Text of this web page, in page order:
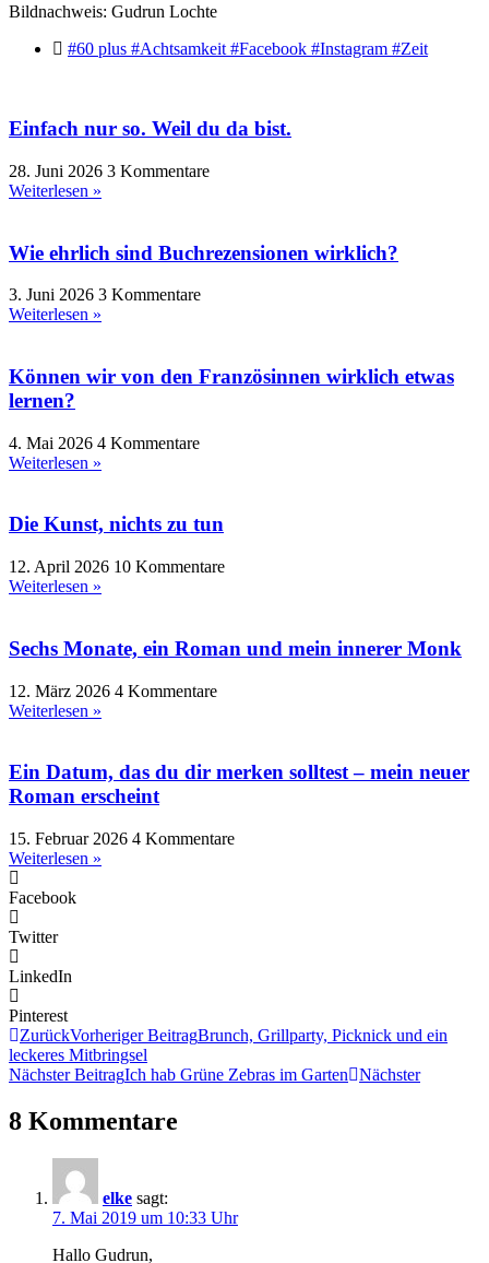
Bildnachweis: Gudrun Lochte
#60 plus #Achtsamkeit #Facebook #Instagram #Zeit
Einfach nur so. Weil du da bist.
28. Juni 2026 3 Kommentare
Weiterlesen »
Wie ehrlich sind Buchrezensionen wirklich?
3. Juni 2026 3 Kommentare
Weiterlesen »
Können wir von den Französinnen wirklich etwas
lernen?
4. Mai 2026 4 Kommentare
Weiterlesen »
Die Kunst, nichts zu tun
12. April 2026 10 Kommentare
Weiterlesen »
Sechs Monate, ein Roman und mein innerer Monk
12. März 2026 4 Kommentare
Weiterlesen »
Ein Datum, das du dir merken solltest – mein neuer
Roman erscheint
15. Februar 2026 4 Kommentare
Weiterlesen »
Facebook
Twitter
LinkedIn
Pinterest
ZurückVorheriger BeitragBrunch, Grillparty, Picknick und ein
leckeres Mitbringsel
Nächster BeitragIch hab Grüne Zebras im Garten Nächster
8 Kommentare
elke sagt:
7. Mai 2019 um 10:33 Uhr
Hallo Gudrun,